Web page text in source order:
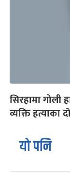
सिरहामा
व्यक्ति हत्याका
यो पनि